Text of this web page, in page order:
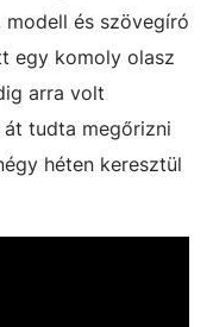
modell és szövegíró
egy komoly olasz
arra volt
tudta megőrizni
héten keresztül